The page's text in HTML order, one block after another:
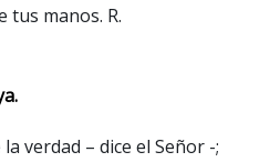
tus manos. R.
verdad – dice el Señor -;